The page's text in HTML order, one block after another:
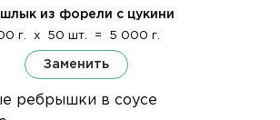
из форели с цукини
г. x 50 шт. = 5 000 г.
Заменить